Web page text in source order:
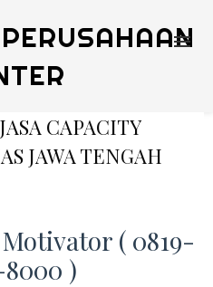
CAPACITY
JAWA TENGAH
( 0819-
)